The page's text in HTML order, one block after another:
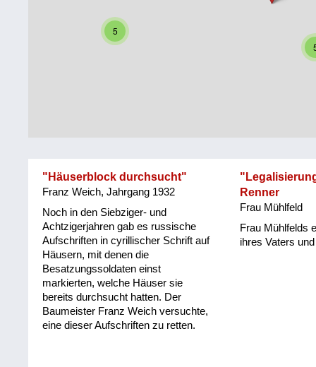
Steiermark
Tirol
Fluchtgeschichten
Staatsvertrag
Wohnen
sonstiges
5
"Häuserblock durchsucht"
Franz Weich, Jahrgang 1932
Noch in den Siebziger- und
Achtzigerjahren gab es russische
Aufschriften in cyrillischer Schrift auf
Häusern, mit denen die
Besatzungssoldaten einst
markierten, welche Häuser sie
bereits durchsucht hatten. Der
Baumeister Franz Weich versuchte,
eine dieser Aufschriften zu retten.
Renner
Frau Mühlfeld
Frau Mühlfelds
ihres Vaters